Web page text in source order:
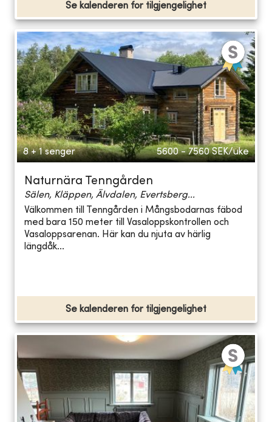
Se kalenderen for tilgjengelighet
8 + 1 senger 5600 - 7560 SEK/uke
Naturnära Tenngården
Sälen, Kläppen, Älvdalen, Evertsberg...
Välkommen till Tenngården i Mångsbodarnas fäbod
med bara 150 meter till Vasaloppskontrollen och
Vasaloppsarenan. Här kan du njuta av härlig
längdåk...
Se kalenderen for tilgjengelighet